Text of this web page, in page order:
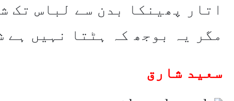
اتار پھینکا بدن سے لباس تک
مگر یہ بوجھ کہ ہٹتا نہیں ہے
سعید شارق